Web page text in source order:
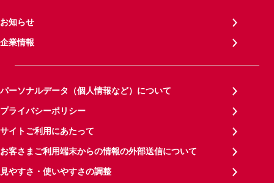
お知らせ
企業情報
パーソナルデータ（個人情報など）について
プライバシーポリシー
サイトご利用にあたって
お客さまご利用端末からの情報の外部送信について
見やすさ・使いやすさの調整